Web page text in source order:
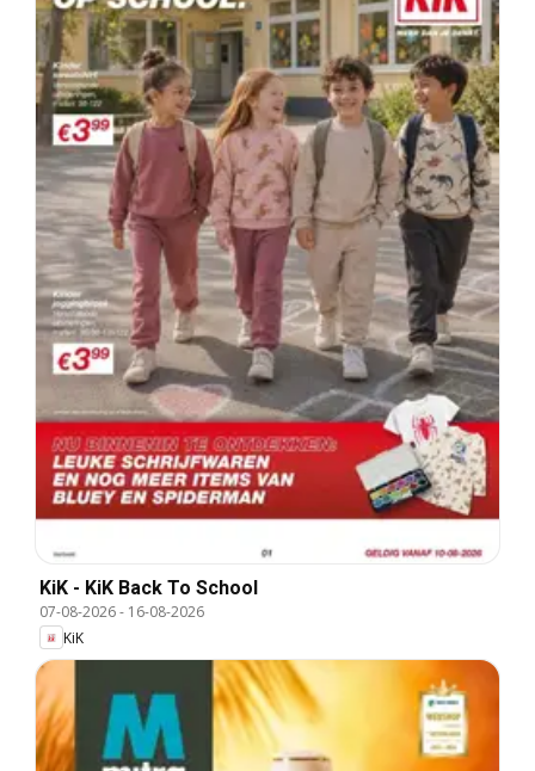
KiK - KiK Back To School
07-08-2026- 16-08-2026
KiK